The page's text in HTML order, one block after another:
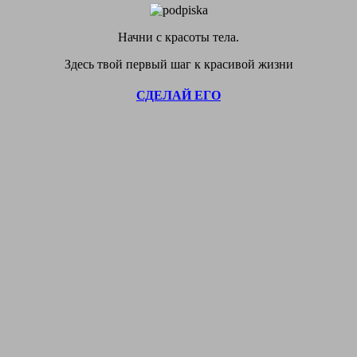
Начни с красоты тела.
Здесь твой первый шаг к красивой жизни
СДЕЛАЙ ЕГО